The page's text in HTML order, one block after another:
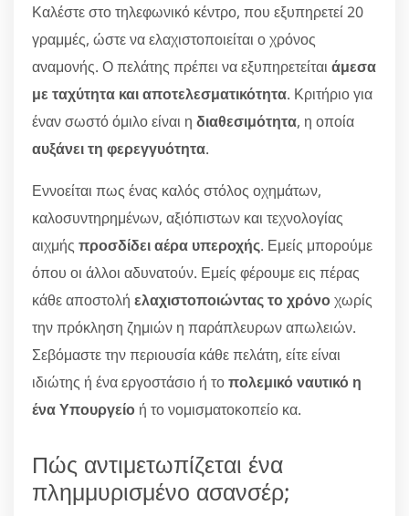
Καλέστε στο τηλεφωνικό κέντρο, που εξυπηρετεί 20
γραμμές, ώστε να ελαχιστοποιείται ο χρόνος
αναμονής. Ο πελάτης πρέπει να εξυπηρετείται άμεσα
με ταχύτητα και αποτελεσματικότητα. Κριτήριο για
έναν σωστό όμιλο είναι η διαθεσιμότητα, η οποία
αυξάνει τη φερεγγυότητα.
Εννοείται πως ένας καλός στόλος οχημάτων,
καλοσυντηρημένων, αξιόπιστων και τεχνολογίας
αιχμής προσδίδει αέρα υπεροχής. Εμείς μπορούμε
όπου οι άλλοι αδυνατούν. Εμείς φέρουμε εις πέρας
κάθε αποστολή ελαχιστοποιώντας το χρόνοχωρίς
την πρόκληση ζημιών η παράπλευρων απωλειών.
Σεβόμαστε την περιουσία κάθε πελάτη, είτε είναι
ιδιώτης ή ένα εργοστάσιο ή τοπολεμικό ναυτικό η
ένα Υπουργείο ή το νομισματοκοπείο κα.
Πώς αντιμετωπίζεται ένα
πλημμυρισμένο ασανσέρ;